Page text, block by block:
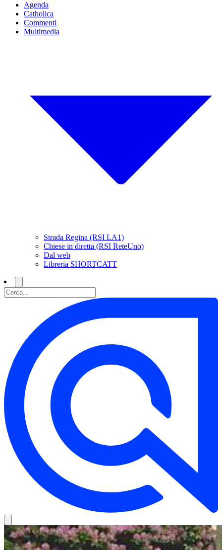
Agenda
Catholica
Commenti
Multimedia
Strada Regina (RSI LA1)
Chiese in diretta (RSI ReteUno)
Dal web
Libreria SHORTCATT